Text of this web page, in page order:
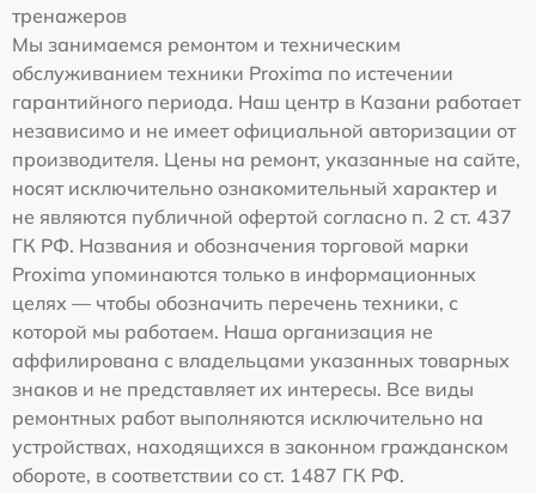
тренажеров
Мы занимаемся ремонтом и техническим
обслуживанием техники Proxima по истечении
гарантийного периода. Наш центр в Казани работает
независимо и не имеет официальной авторизации от
производителя. Цены на ремонт, указанные на сайте,
носят исключительно ознакомительный характер и
не являются публичной офертой согласно п. 2 ст. 437
ГК РФ. Названия и обозначения торговой марки
Proxima упоминаются только в информационных
целях — чтобы обозначить перечень техники, с
которой мы работаем. Наша организация не
аффилирована с владельцами указанных товарных
знаков и не представляет их интересы. Все виды
ремонтных работ выполняются исключительно на
устройствах, находящихся в законном гражданском
обороте, в соответствии со ст. 1487 ГК РФ.